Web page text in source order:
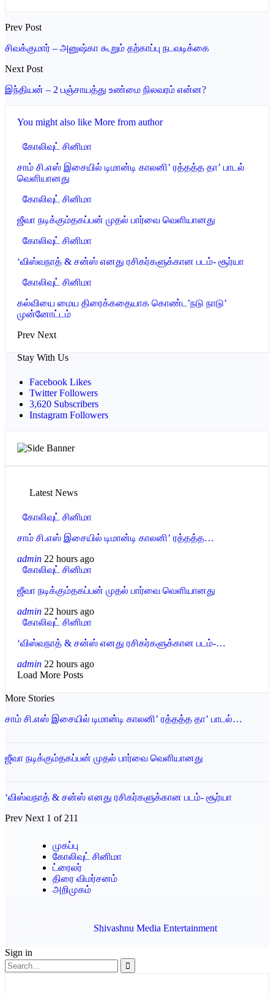
Prev Post
சிவக்குமார் – அனுஷ்கா கூறும் தற்காப்பு நடவடிக்கை
Next Post
இந்தியன் – 2 பஞ்சாயத்து உண்மை நிலவரம் என்ன?
You might also like More from author
கோலிவுட் சினிமா
சாம் சி.எஸ் இசையில் டிமான்டி காலனி’ ரத்தத்த தா’ பாடல்
வெளியானது
கோலிவுட் சினிமா
ஜீவா நடிக்கும்தகப்பன் முதல் பார்வை வெளியானது
கோலிவுட் சினிமா
‘விஸ்வநாத் & சன்ஸ் எனது ரசிகர்களுக்கான படம்- சூர்யா
கோலிவுட் சினிமா
கல்வியை மைய திரைக்கதையாக கொண்ட’நடு நாடு’
முன்னோட்டம்
Prev Next
Stay With Us
Facebook Likes
Twitter Followers
3,620 Subscribers
Instagram Followers
Latest News
கோலிவுட் சினிமா
சாம் சி.எஸ் இசையில் டிமான்டி காலனி’ ரத்தத்த…
admin 22 hours ago
கோலிவுட் சினிமா
ஜீவா நடிக்கும்தகப்பன் முதல் பார்வை வெளியானது
admin 22 hours ago
கோலிவுட் சினிமா
‘விஸ்வநாத் & சன்ஸ் எனது ரசிகர்களுக்கான படம்-…
admin 22 hours ago
Load More Posts
More Stories
சாம் சி.எஸ் இசையில் டிமான்டி காலனி’ ரத்தத்த தா’ பாடல்…
ஜீவா நடிக்கும்தகப்பன் முதல் பார்வை வெளியானது
‘விஸ்வநாத் & சன்ஸ் எனது ரசிகர்களுக்கான படம்- சூர்யா
Prev Next 1 of 211
முகப்பு
கோலிவுட் சினிமா
ட்ரைலர்
திரை விமர்சனம்
அறிமுகம்
Shivashnu Media Entertainment
Sign in